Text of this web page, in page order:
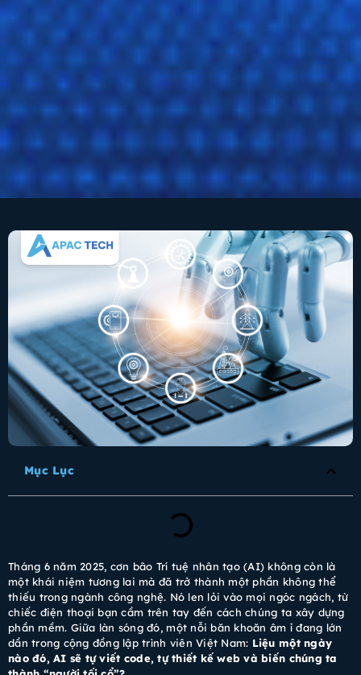
Mục Lục
Tháng 6 năm 2025, cơn bão Trí tuệ nhân tạo (AI) không còn là
một khái niệm tương lai mà đã trở thành một phần không thể
thiếu trong ngành công nghệ. Nó len lỏi vào mọi ngóc ngách, từ
chiếc điện thoại bạn cầm trên tay đến cách chúng ta xây dựng
phần mềm. Giữa làn sóng đó, một nỗi băn khoăn âm ỉ đang lớn
dần trong cộng đồng lập trình viên Việt Nam: Liệu một ngày
nào đó, AI sẽ tự viết code, tự thiết kế web và biến chúng ta